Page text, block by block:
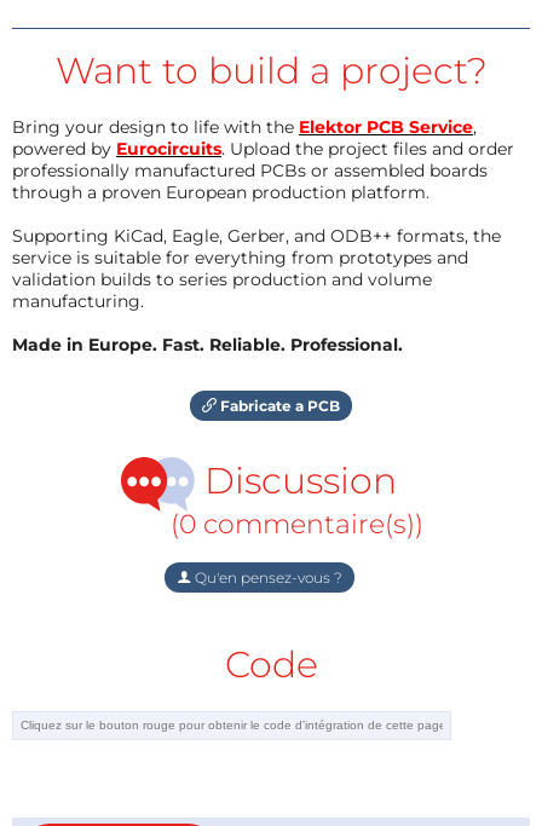
Want to build a project?
Bring your design to life with the Elektor PCB Service,
powered by Eurocircuits. Upload the project files and order
professionally manufactured PCBs or assembled boards
through a proven European production platform.
Supporting KiCad, Eagle, Gerber, and ODB++ formats, the
service is suitable for everything from prototypes and
validation builds to series production and volume
manufacturing.
Made in Europe. Fast. Reliable. Professional.
Fabricate a PCB
Discussion
(0 commentaire(s))
Qu'en pensez-vous ?
Code